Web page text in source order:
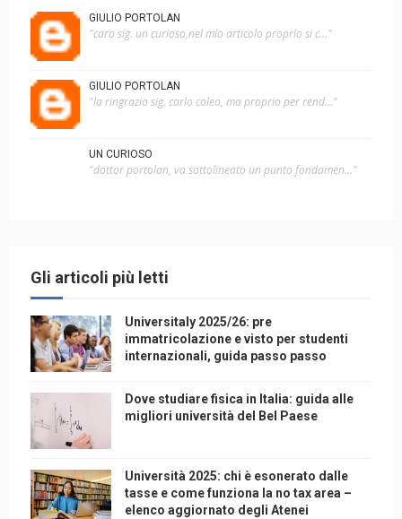
GIULIO PORTOLAN
"caro sig. un curioso,nel mio articolo proprio si c..."
GIULIO PORTOLAN
"la ringrazio sig. carlo coleo, ma proprio per rend..."
UN CURIOSO
"dottor portolan, va sottolineato un punto fondamen..."
Gli articoli più letti
Universitaly 2025/26: pre
immatricolazione e visto per studenti
internazionali, guida passo passo
Dove studiare fisica in Italia: guida alle
migliori università del Bel Paese
Università 2025: chi è esonerato dalle
tasse e come funziona la no tax area –
elenco aggiornato degli Atenei